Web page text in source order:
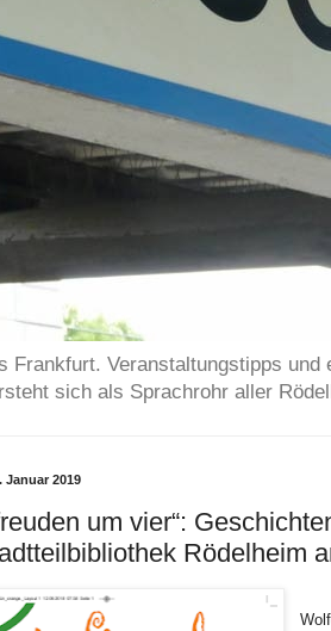
Frankfurt. Veranstaltungstipps
sich als Sprachrohr aller
Januar 2019
um vier“:
Rödelheim